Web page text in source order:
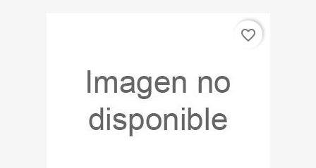
favorite_border